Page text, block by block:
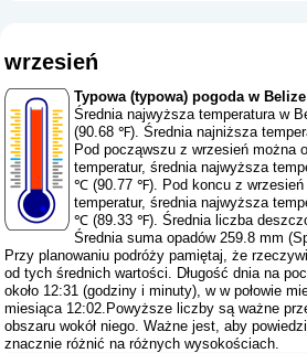
wrzesień
Typowa (typowa) pogoda w
Średnia najwyższa temperatura w
(90.68 ℉). Średnia najniższa
Pod począwszu z wrzesień można
temperatur, średnia najwyższa
℃ (90.77 ℉). Pod koncu z
temperatur, średnia najwyższa
℃ (89.33 ℉). Średnia liczba
Średnia suma opadów 259.8 mm (
Przy planowaniu podróży pamiętaj, że
od tych średnich wartości. Długość dnia na
około 12:31 (godziny i minuty), w w połowie
miesiąca 12:02.Powyższe liczby są ważne
obszaru wokół niego. Ważne jest, aby
znacznie różnić na różnych wysokościach.